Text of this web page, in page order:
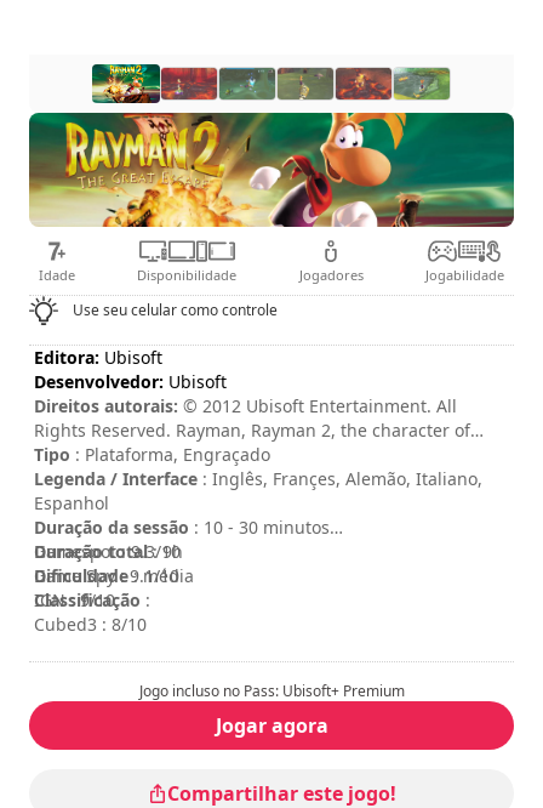
Idade Disponibilidade Jogadores Jogabilidade
Use seu celular como controle
Editora: Ubisoft
Desenvolvedor: Ubisoft
Direitos autorais: © 2012 Ubisoft Entertainment. All
Rights Reserved. Rayman, Rayman 2, the character of
Rayman, Ubisoft, Ubi.com, and the Ubisoft logo are
trademarks of Ubisoft Entertainment in the U.S. and/or
other countries.
Tipo : Plataforma, Engraçado
Legenda / Interface : Inglês, Françes, Alemão, Italiano,
Espanhol
Duração da sessão : 10 - 30 minutos
Duração total: 9h
Dificuldade: média
Classificação :
Gamespot : 9.3/10
Game Spy : 9.1/10
IGN : 9/10
Cubed3 : 8/10
Jogo incluso no Pass: Ubisoft+ Premium
Jogar agora
Compartilhar este jogo!